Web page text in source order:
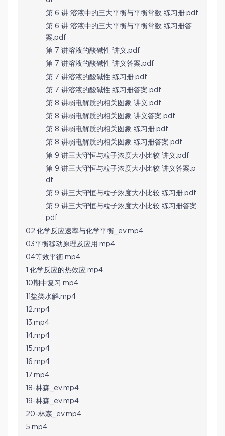
第 6 讲 溶液中的三大平衡与平衡常数 练习册.pdf
第 6 讲 溶液中的三大平衡与平衡常数 练习册答
案.pdf
第 7 讲溶液的酸碱性 讲义.pdf
第 7 讲溶液的酸碱性 讲义答案.pdf
第 7 讲溶液的酸碱性 练习册.pdf
第 7 讲溶液的酸碱性 练习册答案.pdf
第 8 讲弱电解质的相关图象 讲义.pdf
第 8 讲弱电解质的相关图象 讲义答案.pdf
第 8 讲弱电解质的相关图象 练习册.pdf
第 8 讲弱电解质的相关图象 练习册答案.pdf
第 9 讲三大守恒与粒子浓度大小比较 讲义.pdf
第 9 讲三大守恒与粒子浓度大小比较 讲义答案.p
df
第 9 讲三大守恒与粒子浓度大小比较 练习册.pdf
第 9 讲三大守恒与粒子浓度大小比较 练习册答案.
pdf
02.化学反应速率与化学平衡_ev.mp4
03平衡移动原理及应用.mp4
04等效平衡.mp4
1.化学反应的热效应.mp4
10期中复习.mp4
11盐类水解.mp4
12.mp4
13.mp4
14.mp4
15.mp4
16.mp4
17.mp4
18-林森_ev.mp4
19-林森_ev.mp4
20-林森_ev.mp4
5.mp4